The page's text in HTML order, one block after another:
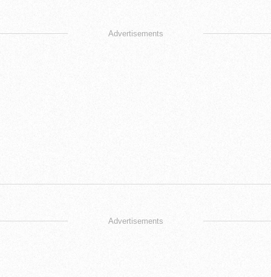
Advertisements
Advertisements